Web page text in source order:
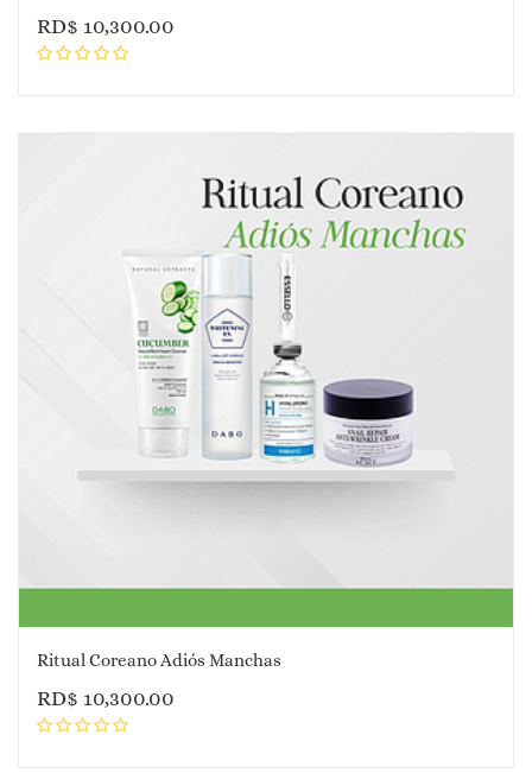
RD$ 10,300.00
Ritual Coreano Adiós Manchas
RD$ 10,300.00